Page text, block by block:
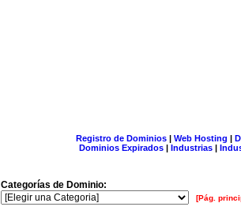
Registro de Dominios| Web Hosting |
Dominios Expirados | Industrias |
Categorías de Dominio:
[Pág.